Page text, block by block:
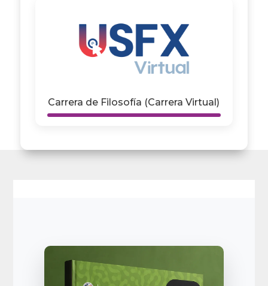
Carrera de Filosofía (Carrera Virtual)